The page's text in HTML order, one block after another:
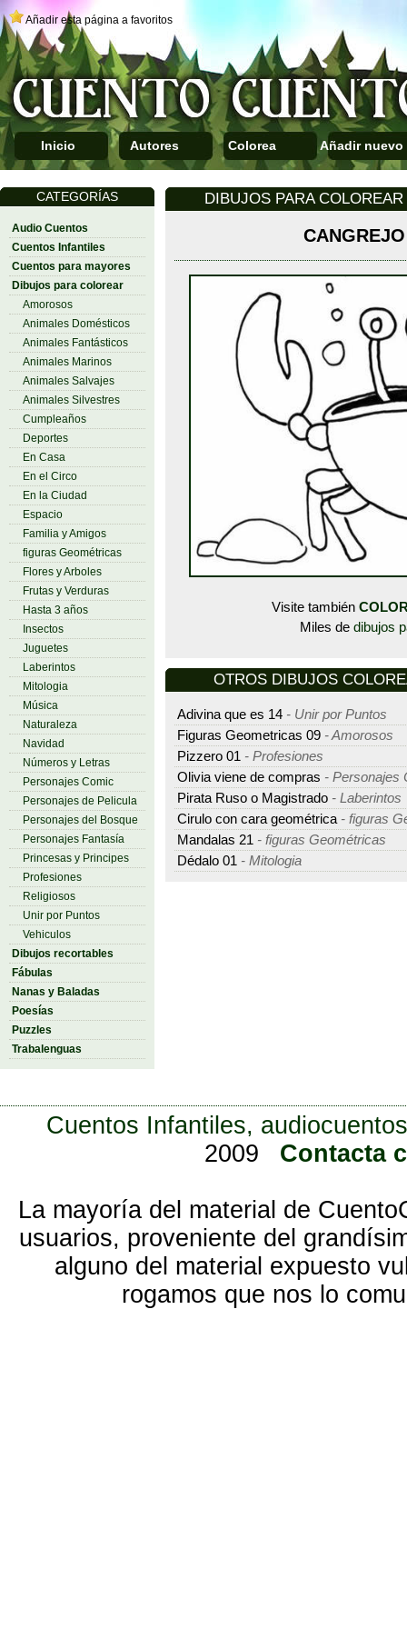
Añadir esta página a favoritos
Inicio Autores Colorea Añadir nuevo
CATEGORÍAS
Audio Cuentos
Cuentos Infantiles
Cuentos para mayores
Dibujos para colorear
Amorosos
Animales Domésticos
Animales Fantásticos
Animales Marinos
Animales Salvajes
Animales Silvestres
Cumpleaños
Deportes
En Casa
En el Circo
En la Ciudad
Espacio
Familia y Amigos
figuras Geométricas
Flores y Arboles
Frutas y Verduras
Hasta 3 años
Insectos
Juguetes
Laberintos
Mitologia
Música
Naturaleza
Navidad
Números y Letras
Personajes Comic
Personajes de Pelicula
Personajes del Bosque
Personajes Fantasía
Princesas y Principes
Profesiones
Religiosos
Unir por Puntos
Vehiculos
Dibujos recortables
Fábulas
Nanas y Baladas
Poesías
Puzzles
Trabalenguas
DIBUJOS PARA
CANGREJO
Visite también
Miles de dibujos
OTROS DIBUJOS
Adivina que es 14 - Unir por Puntos
Figuras Geometricas 09 - Amorosos
Pizzero 01 - Profesiones
Olivia viene de compras - Personajes
Pirata Ruso o Magistrado - Laberintos
Cirulo con cara geométrica - figuras
Mandalas 21 - figuras Geométricas
Dédalo 01 - Mitologia
Cuentos Infantiles,
2009
Contacta
La mayoría del material de
usuarios, proveniente del
alguno del material expuesto
rogamos que nos lo